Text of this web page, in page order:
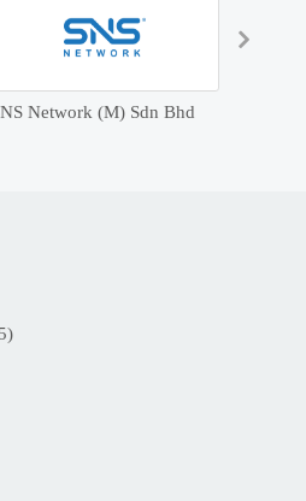
Network (M) Sdn Bhd